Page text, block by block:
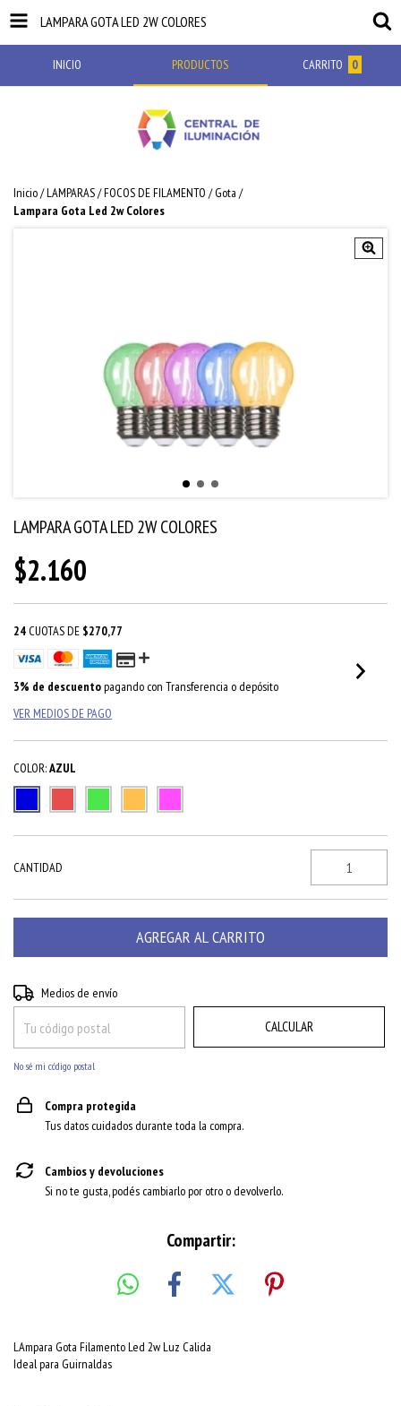
LAMPARA GOTA LED 2W COLORES
INICIO PRODUCTOS CARRITO 0
Inicio/LAMPARAS/FOCOS DE FILAMENTO / Gota /
Lampara Gota Led 2w Colores
LAMPARA GOTA LED 2W COLORES
$2.160
24 CUOTAS DE $270,77
3% de descuentopagando con Transferencia o depósito
VER MEDIOS DE PAGO
COLOR:AZUL
CANTIDAD
Entregas para el CP:
Medios de envío
CALCULAR
No sé mi código postal
Compra protegida
Tus datos cuidados durante toda la compra.
Cambios y devoluciones
Si no te gusta, podés cambiarlo por otro o devolverlo.
Compartir:
LAmpara Gota Filamento Led 2w Luz Calida
Ideal para Guirnaldas